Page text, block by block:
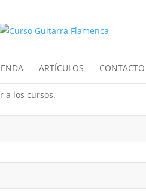
ARTÍCULOS CONTACTO
a los cursos.